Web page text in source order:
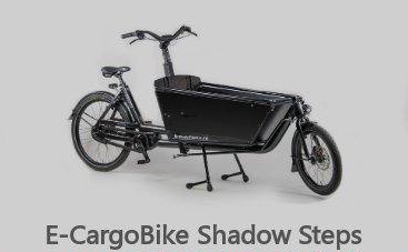
E-CargoBike Shadow Steps